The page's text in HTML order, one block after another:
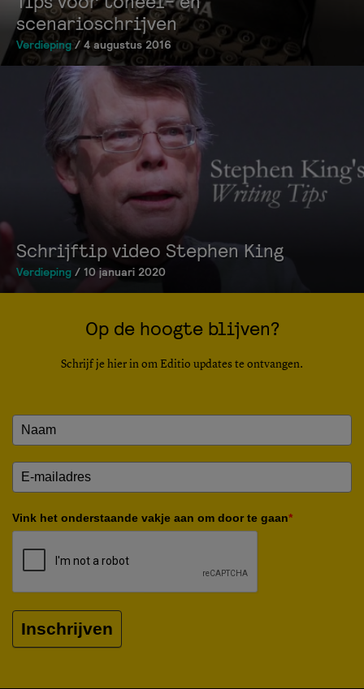
scenarioschrijven
Verdieping/ 4 augustus 2016
Schrijftip video Stephen King
Verdieping / 10 januari 2020
Op de hoogte blijven?
Schrijf je hier in om Editio updates te ontvangen.
Vink het onderstaande vakje aan om door te gaan*
Inschrijven